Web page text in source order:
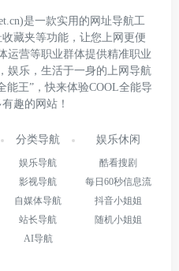
是一款实用的网址导航工
藏夹等功能，让您上网更便
运营等职业群体提供精准职业
娱乐，生活于一身的上网导航
能王”，快来体验COOL全能导
趣的网站！
分类导航
娱乐导航
影视导航
自媒体导航
站长导航
AI导航
娱乐休闲
酷看搜剧
每日60秒信息流
抖音小姐姐
随机小姐姐